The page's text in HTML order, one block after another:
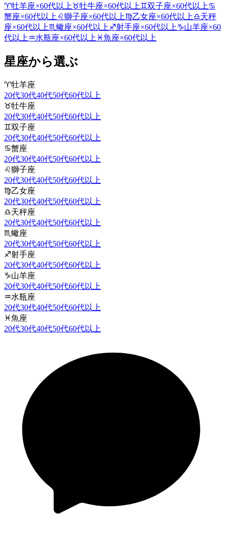
♈牡羊座×60代以上♉牡牛座×60代以上♊双子座×60代以上♋
蟹座×60代以上 ♌獅子座×60代以上♍乙女座×60代以上♎天秤
座×60代以上♏蠍座×60代以上♐射手座×60代以上♑山羊座×60
代以上♒水瓶座×60代以上 ♓魚座×60代以上
星座から選ぶ
♈牡羊座
20代30代40代50代60代以上
♉牡牛座
20代30代40代50代60代以上
♊双子座
20代30代40代50代60代以上
♋蟹座
20代30代40代50代60代以上
♌獅子座
20代30代40代50代60代以上
♍乙女座
20代30代40代50代60代以上
♎天秤座
20代30代40代50代60代以上
♏蠍座
20代30代40代50代60代以上
♐射手座
20代30代40代50代60代以上
♑山羊座
20代30代40代50代60代以上
♒水瓶座
20代30代40代50代60代以上
♓魚座
20代30代40代50代60代以上